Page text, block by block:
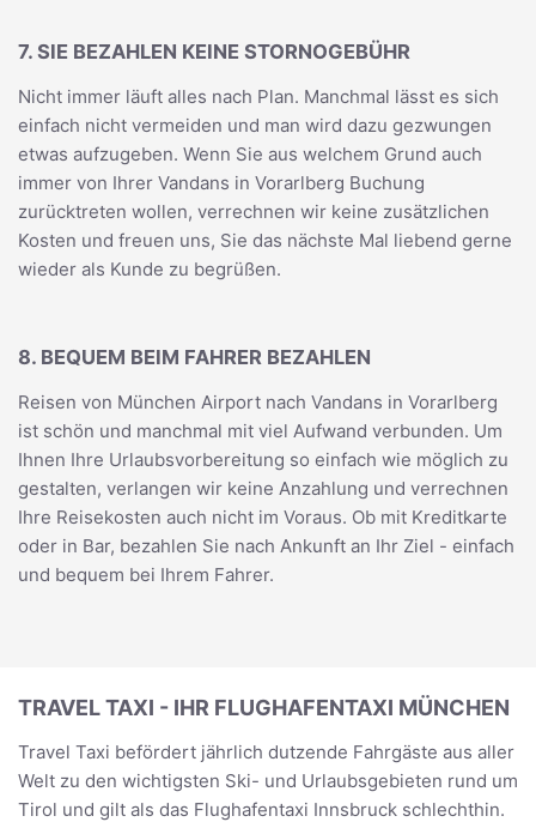
7. SIE BEZAHLEN KEINE STORNOGEBÜHR
Nicht immer läuft alles nach Plan. Manchmal lässt es sich
einfach nicht vermeiden und man wird dazu gezwungen
etwas aufzugeben. Wenn Sie aus welchem Grund auch
immer von Ihrer Vandans in Vorarlberg Buchung
zurücktreten wollen, verrechnen wir keine zusätzlichen
Kosten und freuen uns, Sie das nächste Mal liebend gerne
wieder als Kunde zu begrüßen.
8. BEQUEM BEIM FAHRER BEZAHLEN
Reisen von München Airport nach Vandans in Vorarlberg
ist schön und manchmal mit viel Aufwand verbunden. Um
Ihnen Ihre Urlaubsvorbereitung so einfach wie möglich zu
gestalten, verlangen wir keine Anzahlung und verrechnen
Ihre Reisekosten auch nicht im Voraus. Ob mit Kreditkarte
oder in Bar, bezahlen Sie nach Ankunft an Ihr Ziel - einfach
und bequem bei Ihrem Fahrer.
TRAVEL TAXI - IHR FLUGHAFENTAXI MÜNCHEN
Travel Taxi befördert jährlich dutzende Fahrgäste aus aller
Welt zu den wichtigsten Ski- und Urlaubsgebieten rund um
Tirol und gilt als das Flughafentaxi Innsbruck schlechthin.